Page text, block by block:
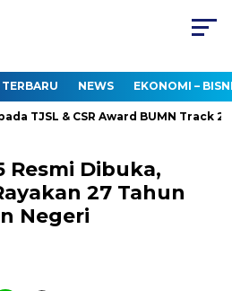
NEWS EKONOMI –
& CSR Award BUMN Track 2026
Resmi Dibuka,
27 Tahun
Negeri